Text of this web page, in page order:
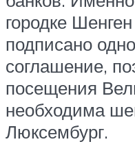
городке
подписано
соглашение,
посещения
необходима
Люксембург.